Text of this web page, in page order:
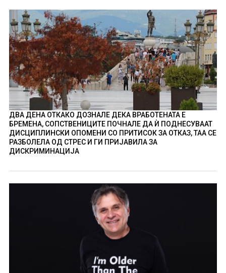
ДВА ДЕНА ОТКАКО ДОЗНАЛЕ ДЕКА ВРАБОТЕНАТА Е
БРЕМЕНА, СОПСТВЕНИЦИТЕ ПОЧНАЛЕ ДА Ѝ ПОДНЕСУВААТ
ДИСЦИПЛИНСКИ ОПОМЕНИ СО ПРИТИСОК ЗА ОТКАЗ, ТАА СЕ
РАЗБОЛЕЛА ОД СТРЕС И ГИ ПРИЈАВИЛА ЗА
ДИСКРИМИНАЦИЈА